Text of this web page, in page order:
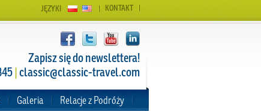
KONTAKT
JĘZYKI
Zapisz się do newslettera!
|classic@classic-travel.com
Galeria Relacje z Podróży